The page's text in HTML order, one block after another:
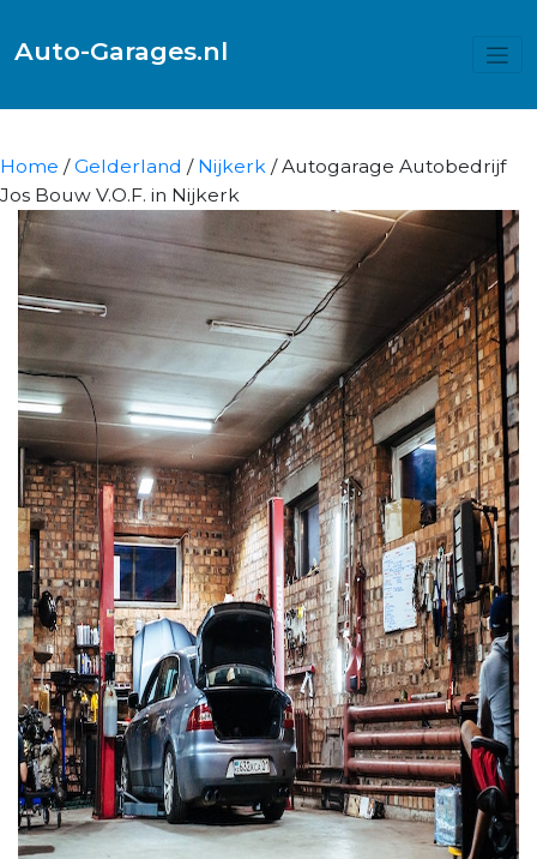
Auto-Garages.nl
Home /Gelderland / Nijkerk / Autogarage Autobedrijf
Jos Bouw V.O.F. in Nijkerk